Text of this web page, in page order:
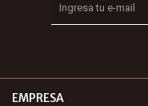
EMPRESA